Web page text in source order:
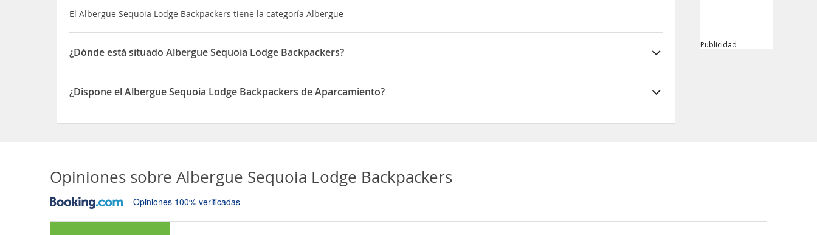
El Albergue Sequoia Lodge Backpackers tiene la categoría Albergue
¿Dónde está situado Albergue Sequoia Lodge Backpackers?
El Albergue Sequoia Lodge Backpackers está situado en 3 Nelson Square
¿Dispone el Albergue Sequoia Lodge Backpackers de Aparcamiento?
Publicidad
Opiniones sobre Albergue Sequoia Lodge Backpackers
Opiniones 100% verificadas